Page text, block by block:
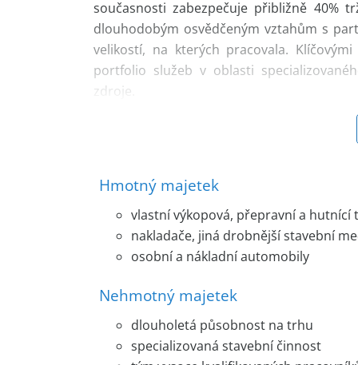
současnosti zabezpečuje přibližně 40%
dlouhodobým osvědčeným vztahům s
velikostí, na kterých pracovala.
portfolio služeb v oblasti
zdroje.
disponuje vlastní
flexibilně realizovat stavební projekty
společnosti aktivně zaměřují na
připraveni po prodeji zůstat ve společnosti
po předem dohodnutou dobu na
zajištěn hladký přechod vlastnictví na
Společnost generovala v letech 2022
pohybovala na nadstandardních úrovních
Stávající majitelé společnostdlouhá
Hmotný majetek
vlastní výkopová, přepravní a hutnící
nakladače, jiná drobnější stavební
osobní a nákladní automobily
Nehmotný majetek
dlouholetá působnost na trhu
specializovaná stavební činnost